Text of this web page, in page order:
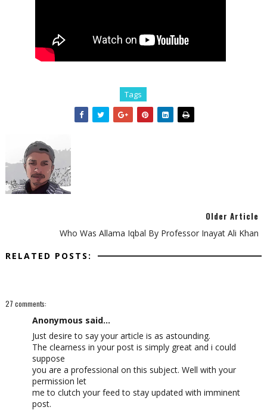
Tags
Older Article
Who Was Allama Iqbal By Professor Inayat Ali Khan
RELATED POSTS:
27 comments:
Anonymous said...
Just desire to say your article is as astounding.
The clearness in your post is simply great and i could
suppose
you are a professional on this subject. Well with your
permission let
me to clutch your feed to stay updated with imminent
post.